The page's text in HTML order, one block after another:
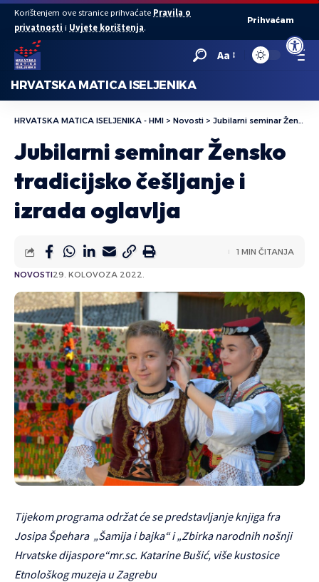
Open
Korištenjem ove stranice prihvaćate Pravila o
privatnosti i Uvjete korištenja.
Prihvaćam
Aa
HRVATSKA MATICA ISELJENIKA
HRVATSKA MATICA ISELJENIKA - HMI > Novosti > Jubilarni seminar Žensko tradicijsko češljanje i izrada oglavlja
Jubilarni seminar Žensko
tradicijsko češljanje i
izrada oglavlja
NOVOSTI29. KOLOVOZA 2022.
1 MIN ČITANJA
Tijekom programa održat će se predstavljanje knjiga fra
Josipa Špehara „Šamija i bajka“ i „Zbirka narodnih nošnji
Hrvatske dijaspore“mr.sc. Katarine Bušić, više kustosice
Etnološkog muzeja u Zagrebu